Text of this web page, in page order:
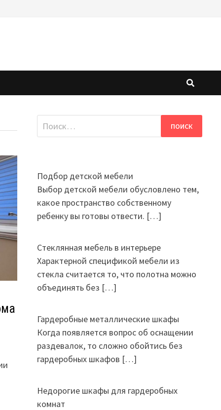
Найти:
Подбор детской мебели
Выбор детской мебели обусловлено тем,
какое пространство собственному
ребенку вы готовы отвести. […]
Стеклянная мебель в интерьере
Характерной спецификой мебели из
стекла считается то, что полотна можно
объединять без […]
Гардеробные металлические шкафы
Когда появляется вопрос об оснащении
раздевалок, то сложно обойтись без
гардеробных шкафов […]
Недорогие шкафы для гардеробных
комнат